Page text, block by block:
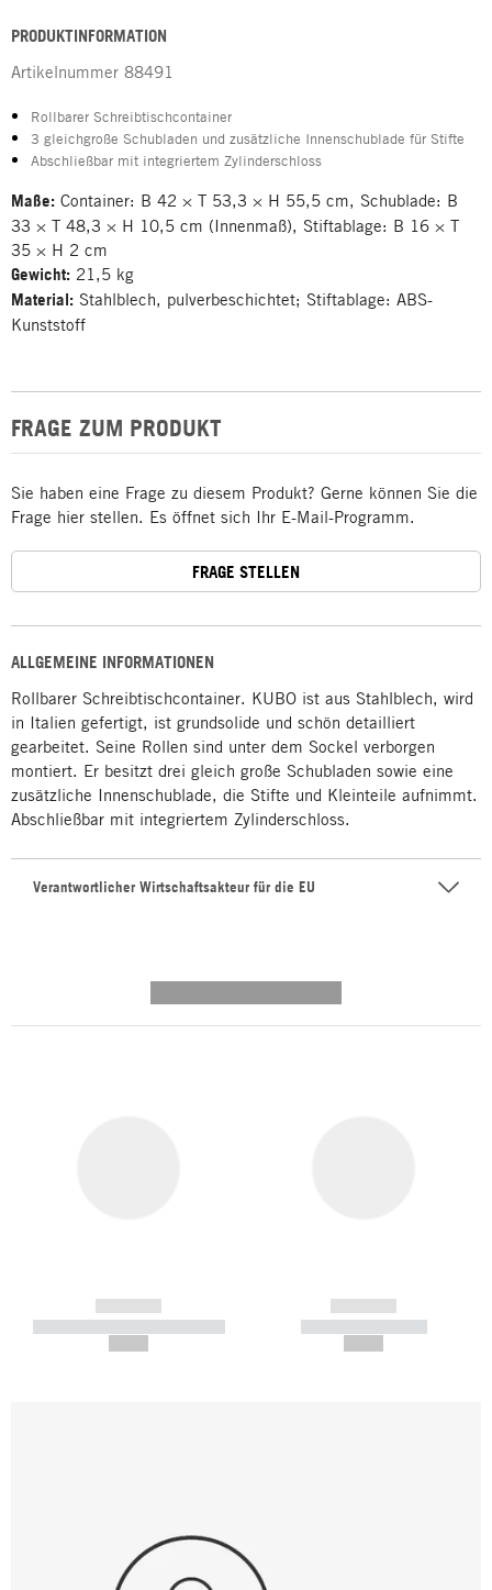
ALLGEMEINE INFORMATIONEN
Rollbarer Schreibtischcontainer. KUBO ist aus Stahlblech, wird
in Italien gefertigt, ist grundsolide und schön detailliert
gearbeitet. Seine Rollen sind unter dem Sockel verborgen
montiert. Er besitzt drei gleich große Schubladen sowie eine
zusätzliche Innenschublade, die Stifte und Kleinteile aufnimmt.
Abschließbar mit integriertem Zylinderschloss.
Verantwortlicher Wirtschaftsakteur für die EU
PRODUKTINFORMATION
Artikelnummer 88491
Rollbarer Schreibtischcontainer
3 gleichgroße Schubladen und zusätzliche Innenschublade für Stifte
Abschließbar mit integriertem Zylinderschloss
Maße: Container: B 42 × T 53,3 × H 55,5 cm, Schublade: B
33 × T 48,3 × H 10,5 cm (Innenmaß), Stiftablage: B 16 × T
35 × H 2 cm
Gewicht: 21,5 kg
Material: Stahlblech, pulverbeschichtet; Stiftablage: ABS-
Kunststoff
FRAGE ZUM PRODUKT
Sie haben eine Frage zu diesem Produkt? Gerne können Sie die
Frage hier stellen. Es öffnet sich Ihr E-Mail-Programm.
FRAGE STELLEN
------------
----------- ----------- -----------
------------
----------- -----------